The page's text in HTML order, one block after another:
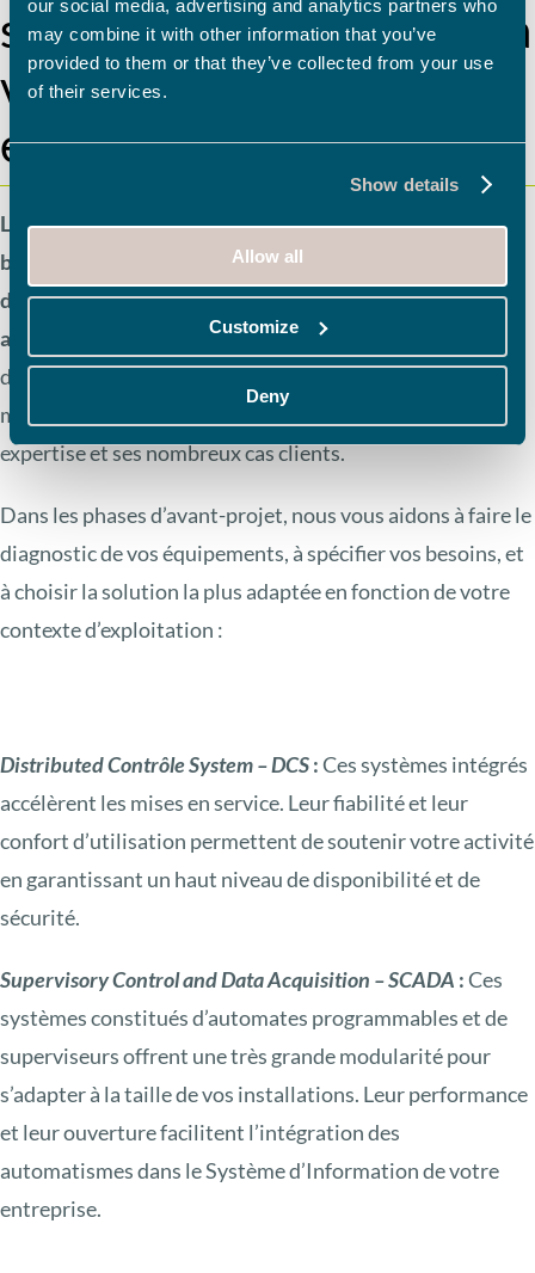
our social media, advertising and analytics partners who
may combine it with other information that you’ve
provided to them or that they’ve collected from your use
of their services.
Show details
Allow all
Customize
Deny
solutions pour répondre à
vos enjeux d’aujourd’hui
et de demain
Le contrôle des procédés industriels exige à la fois une
bonne compréhension de vos procédés et conditions
d’exploitation, et une bonne connaissance des
architectures et solutions d’automatisme.
d’expérience, le Groupe SPC vous aide à obtenir la
meilleure configuration possible en s’appuyant sur son
expertise et ses nombreux cas clients.
Dans les phases d’avant-projet, nous vous aidons à faire le
diagnostic de vos équipements, à spécifier vos besoins, et
à choisir la solution la plus adaptée en fonction de votre
contexte d’exploitation :
Distributed Contrôle System – DCS:Ces systèmes intégrés
accélèrent les mises en service. Leur fiabilité et leur
confort d’utilisation permettent de soutenir votre activité
en garantissant un haut niveau de disponibilité et de
sécurité.
Supervisory Control and Data Acquisition – SCADA :Ces
systèmes constitués d’automates programmables et de
superviseurs offrent une très grande modularité pour
s’adapter à la taille de vos installations. Leur performance
et leur ouverture facilitent l’intégration des
automatismes dans le Système d’Information de votre
entreprise.